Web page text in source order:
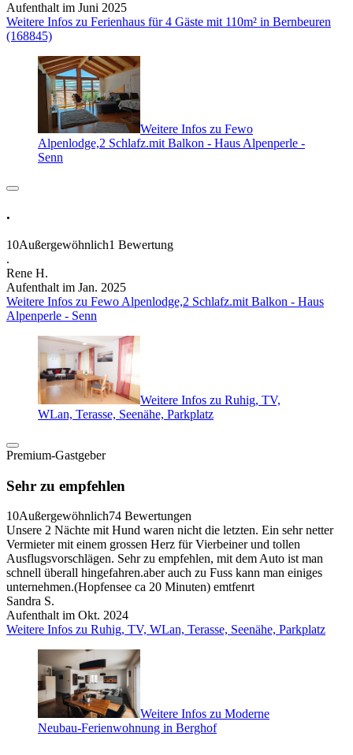
Aufenthalt im Juni 2025
Weitere Infos zu Ferienhaus für 4 Gäste mit 110m² in Bernbeuren
(168845)
Weitere Infos zu Fewo
Alpenlodge,2 Schlafz.mit Balkon - Haus Alpenperle -
Senn
.
10Außergewöhnlich1 Bewertung
.
Rene H.
Aufenthalt im Jan. 2025
Weitere Infos zu Fewo Alpenlodge,2 Schlafz.mit Balkon - Haus
Alpenperle - Senn
Weitere Infos zu Ruhig, TV,
WLan, Terasse, Seenähe, Parkplatz
Premium-Gastgeber
Sehr zu empfehlen
10Außergewöhnlich74 Bewertungen
Unsere 2 Nächte mit Hund waren nicht die letzten. Ein sehr netter
Vermieter mit einem grossen Herz für Vierbeiner und tollen
Ausflugsvorschlägen. Sehr zu empfehlen, mit dem Auto ist man
schnell überall hingefahren.aber auch zu Fuss kann man einiges
unternehmen.(Hopfensee ca 20 Minuten) emtfenrt
Sandra S.
Aufenthalt im Okt. 2024
Weitere Infos zu Ruhig, TV, WLan, Terasse, Seenähe, Parkplatz
Weitere Infos zu Moderne
Neubau-Ferienwohnung in Berghof